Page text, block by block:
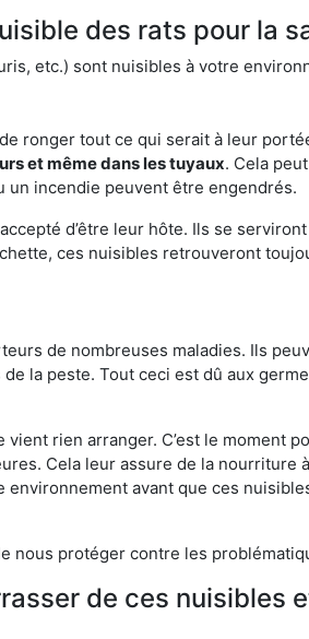
des rats pour la
etc.) sont nuisibles à votre
ronger tout ce qui serait à leur
et même dans les tuyaux. Cela
un incendie peuvent être engendrés.
d’être leur hôte. Ils se
ces nuisibles retrouveront
de nombreuses maladies. Ils
la peste. Tout ceci est dû aux
rien arranger. C’est le moment
Cela leur assure de la
avant que ces
nous protéger contre les
de ces nuisibles